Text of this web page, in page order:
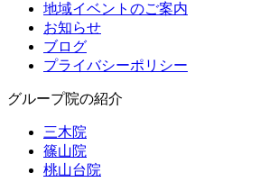
地域イベントのご案内
お知らせ
ブログ
プライバシーポリシー
グループ院の紹介
三木院
篠山院
桃山台院